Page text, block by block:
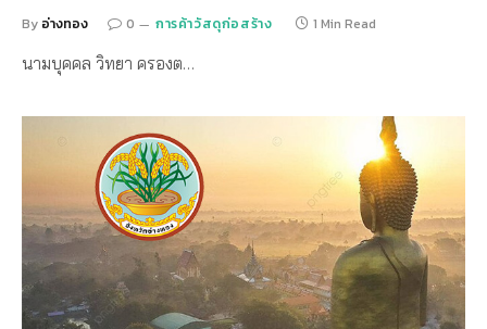
By อ่างทอง 0 การค้าวัสดุก่อสร้าง 1 Min Read
นามบุคคล วิทยา ครองต…